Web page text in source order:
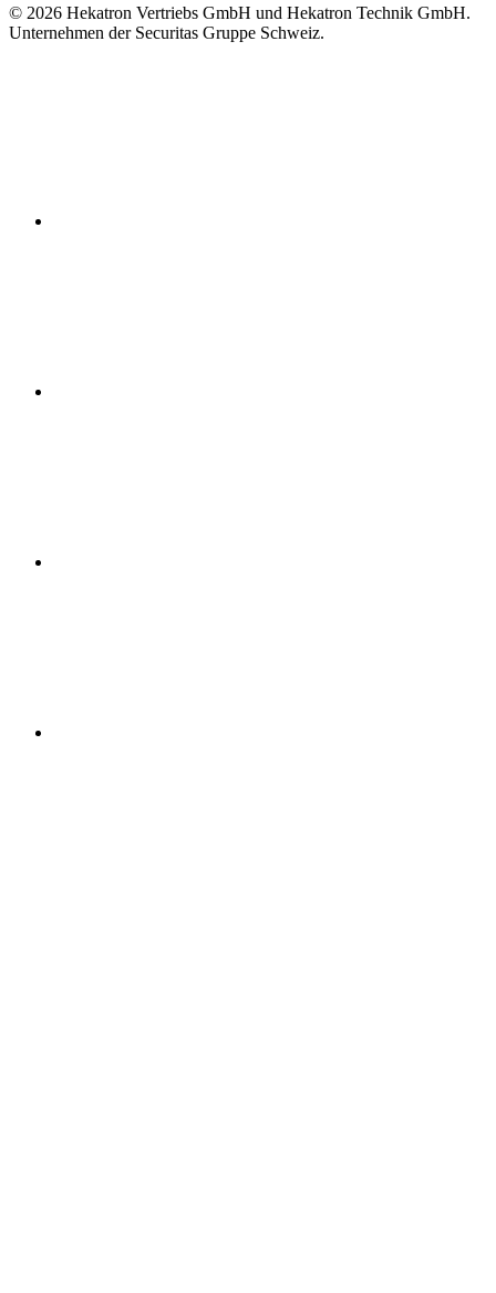
© 2026 Hekatron Vertriebs GmbH und Hekatron Technik GmbH.
Unternehmen der Securitas Gruppe Schweiz.